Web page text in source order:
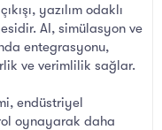
yazılım odaklı
AI, simülasyon ve
entegrasyonu,
ve verimlilik sağlar.
endüstriyel
oynayarak daha